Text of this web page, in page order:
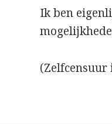
Ik ben
(Zelfcensuur